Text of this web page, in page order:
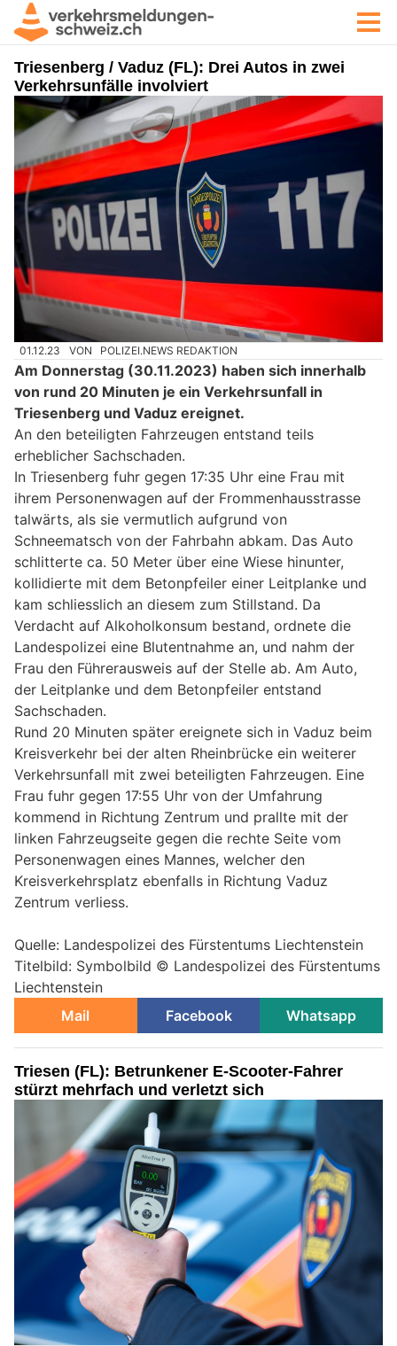
Triesenberg / Vaduz (FL): Drei Autos in zwei
Verkehrsunfälle involviert
01.12.23 VON POLIZEI.NEWS REDAKTION
Am Donnerstag (30.11.2023) haben sich innerhalb
von rund 20 Minuten je ein Verkehrsunfall in
Triesenberg und Vaduz ereignet.
An den beteiligten Fahrzeugen entstand teils
erheblicher Sachschaden.
In Triesenberg fuhr gegen 17:35 Uhr eine Frau mit
ihrem Personenwagen auf der Frommenhausstrasse
talwärts, als sie vermutlich aufgrund von
Schneematsch von der Fahrbahn abkam. Das Auto
schlitterte ca. 50 Meter über eine Wiese hinunter,
kollidierte mit dem Betonpfeiler einer Leitplanke und
kam schliesslich an diesem zum Stillstand. Da
Verdacht auf Alkoholkonsum bestand, ordnete die
Landespolizei eine Blutentnahme an, und nahm der
Frau den Führerausweis auf der Stelle ab. Am Auto,
der Leitplanke und dem Betonpfeiler entstand
Sachschaden.
Rund 20 Minuten später ereignete sich in Vaduz beim
Kreisverkehr bei der alten Rheinbrücke ein weiterer
Verkehrsunfall mit zwei beteiligten Fahrzeugen. Eine
Frau fuhr gegen 17:55 Uhr von der Umfahrung
kommend in Richtung Zentrum und prallte mit der
linken Fahrzeugseite gegen die rechte Seite vom
Personenwagen eines Mannes, welcher den
Kreisverkehrsplatz ebenfalls in Richtung Vaduz
Zentrum verliess.
Quelle: Landespolizei des Fürstentums Liechtenstein
Titelbild: Symbolbild © Landespolizei des Fürstentums
Liechtenstein
Mail
Facebook Whatsapp
Triesen (FL): Betrunkener E-Scooter-Fahrer
stürzt mehrfach und verletzt sich